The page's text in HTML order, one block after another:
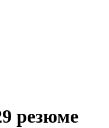
резюме